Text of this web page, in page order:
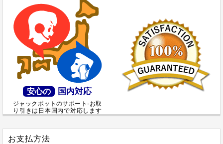
安心の 国内対応
ジャックポットのサポート·お取
り引きは日本国内で対応します
お支払方法